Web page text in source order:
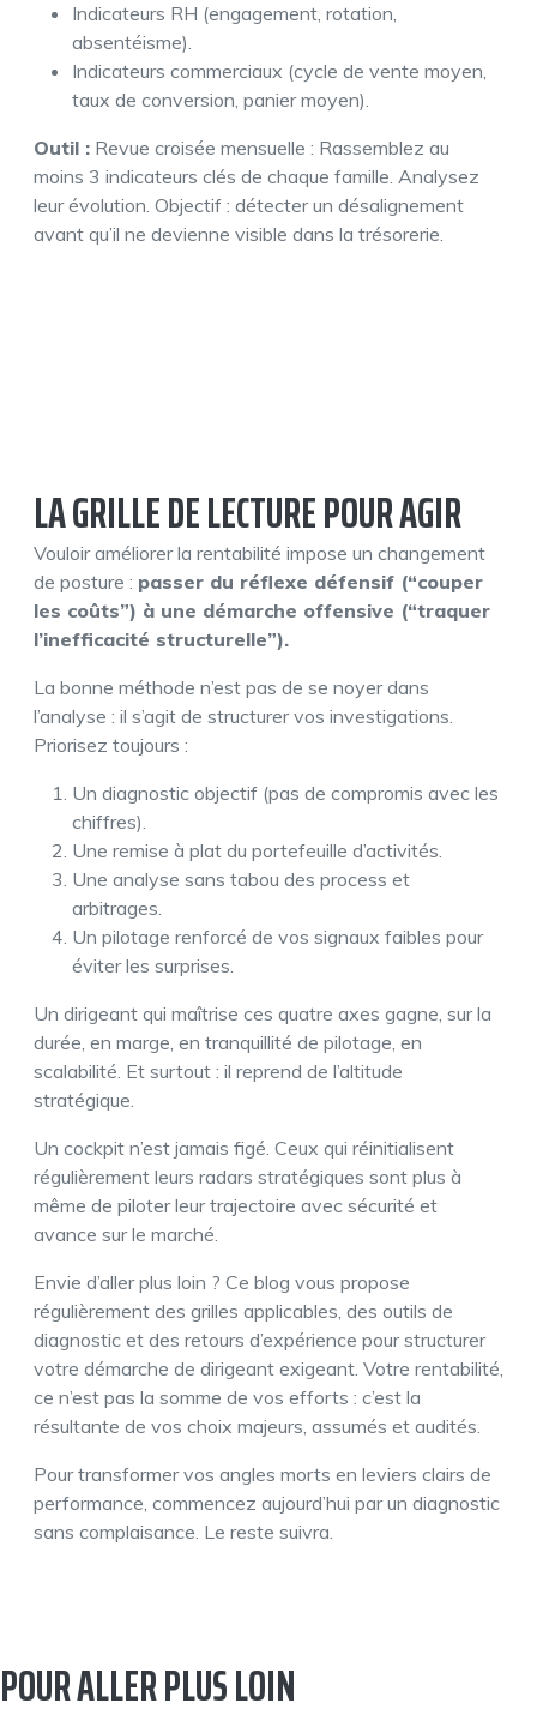
Indicateurs RH (engagement, rotation,
absentéisme).
Indicateurs commerciaux (cycle de vente moyen,
taux de conversion, panier moyen).
Outil : Revue croisée mensuelle : Rassemblez au
moins 3 indicateurs clés de chaque famille. Analysez
leur évolution. Objectif : détecter un désalignement
avant qu’il ne devienne visible dans la trésorerie.
LA GRILLE DE LECTURE POUR AGIR
Vouloir améliorer la rentabilité impose un changement
de posture : passer du réflexe défensif (“couper
les coûts”) à une démarche offensive (“traquer
l’inefficacité structurelle”).
La bonne méthode n’est pas de se noyer dans
l’analyse : il s’agit de structurer vos investigations.
Priorisez toujours :
Un diagnostic objectif (pas de compromis avec les
chiffres).
Une remise à plat du portefeuille d’activités.
Une analyse sans tabou des process et
arbitrages.
Un pilotage renforcé de vos signaux faibles pour
éviter les surprises.
Un dirigeant qui maîtrise ces quatre axes gagne, sur la
durée, en marge, en tranquillité de pilotage, en
scalabilité. Et surtout : il reprend de l’altitude
stratégique.
Un cockpit n’est jamais figé. Ceux qui réinitialisent
régulièrement leurs radars stratégiques sont plus à
même de piloter leur trajectoire avec sécurité et
avance sur le marché.
Envie d’aller plus loin ? Ce blog vous propose
régulièrement des grilles applicables, des outils de
diagnostic et des retours d’expérience pour structurer
votre démarche de dirigeant exigeant. Votre rentabilité,
ce n’est pas la somme de vos efforts : c’est la
résultante de vos choix majeurs, assumés et audités.
Pour transformer vos angles morts en leviers clairs de
performance, commencez aujourd’hui par un diagnostic
sans complaisance. Le reste suivra.
POUR ALLER PLUS LOIN